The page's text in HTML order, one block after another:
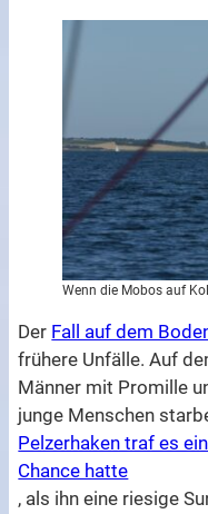
Wenn die Mobos auf
Der Fall auf dem
frühere Unfälle. Auf
Männer mit Promille
junge Menschen
Pelzerhaken traf es
Chance hatte
, als ihn eine riesige